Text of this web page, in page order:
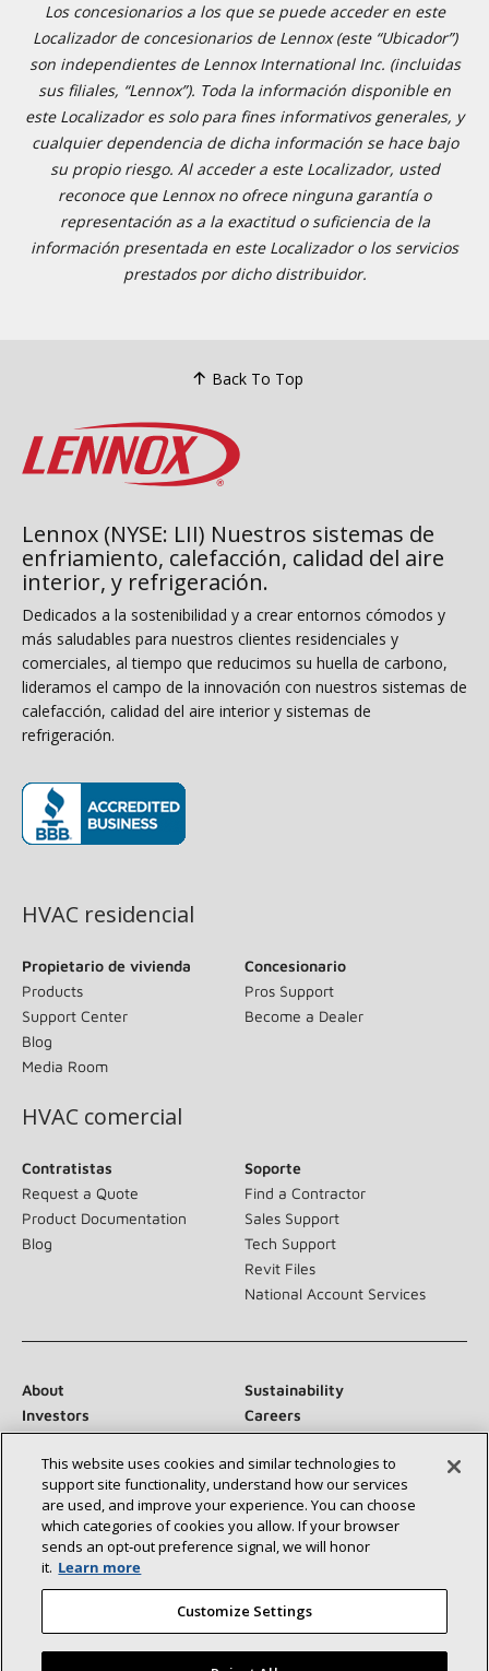
Los concesionarios a los que se puede acceder en este
Localizador de concesionarios de Lennox (este “Ubicador”)
son independientes de Lennox International Inc. (incluidas
sus filiales, “Lennox”). Toda la información disponible en
este Localizador es solo para fines informativos generales, y
cualquier dependencia de dicha información se hace bajo
su propio riesgo. Al acceder a este Localizador, usted
reconoce que Lennox no ofrece ninguna garantía o
representación as a la exactitud o suficiencia de la
información presentada en este Localizador o los servicios
prestados por dicho distribuidor.
Back To Top
Lennox (NYSE: LII) Nuestros sistemas de
enfriamiento, calefacción, calidad del aire
interior, y refrigeración.
Dedicados a la sostenibilidad y a crear entornos cómodos y
más saludables para nuestros clientes residenciales y
comerciales, al tiempo que reducimos su huella de carbono,
lideramos el campo de la innovación con nuestros sistemas de
calefacción, calidad del aire interior y sistemas de
refrigeración.
HVAC residencial
Propietario de vivienda
Products
Support Center
Blog
Media Room
Concesionario
Pros Support
Become a Dealer
HVAC comercial
Contratistas
Request a Quote
Product Documentation
Blog
Soporte
Find a Contractor
Sales Support
Tech Support
Revit Files
National Account Services
About
Sustainability
Investors
Careers
Suppliers
Contact Us
Newsroom
Conéctese con nosotros:
This website uses cookies and similar technologies to
support site functionality, understand how our services
are used, and improve your experience. You can choose
which categories of cookies you allow. If your browser
sends an opt‑out preference signal, we will honor
it. Learn more
Customize Settings